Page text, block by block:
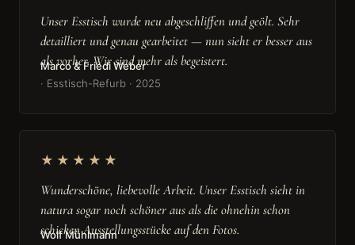
Unser Esstisch wurde neu abgeschliffen und geölt. Sehr
detailliert und genau gearbeitet — nun sieht er besser aus
als vorher. Wir sind mehr als begeistert.
Marco & Friedi Weber
· Esstisch-Refurb · 2025
★★★★★
Wunderschöne, liebevolle Arbeit. Unser Esstisch sieht in
natura sogar noch schöner aus als die ohnehin schon
schicken Ausstellungsstücke auf den Fotos.
Wolf Mühlmann